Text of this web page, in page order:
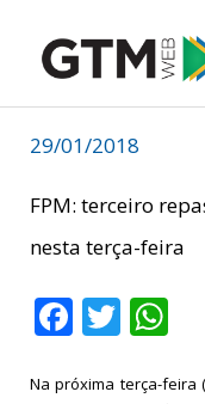
29/01/2018
FPM: terceiro
nesta terça-feira
FacebookTwitter
Na próxima terça-feira